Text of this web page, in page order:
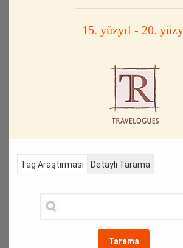
15. yüzyıl - 20.
Tag Araştırması
Tarama
Detaylı Tarama